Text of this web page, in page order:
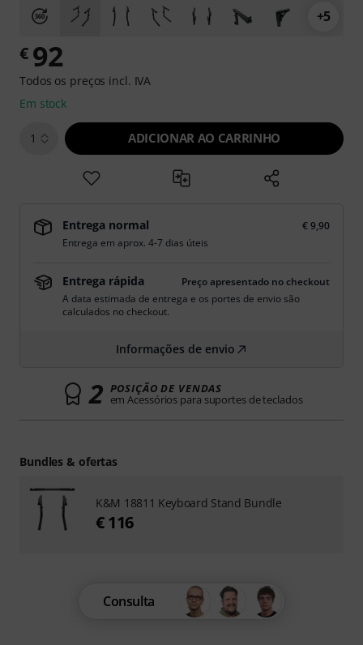
+5
€ 92
Todos os preços incl. IVA
Em stock
1 ADICIONAR AO CARRINHO
Entrega normal
€ 9,90
Entrega em aprox. 4-7 dias úteis
Entrega rápida
Preço apresentado no checkout
A data estimada de entrega e os portes de envio são
calculados no checkout.
Informações de envio
2 POSIÇÃO DE VENDAS
em Acessórios para suportes de teclados
Consulta
Bundles & ofertas
K&M 18811 Keyboard Stand Bundle
€ 116